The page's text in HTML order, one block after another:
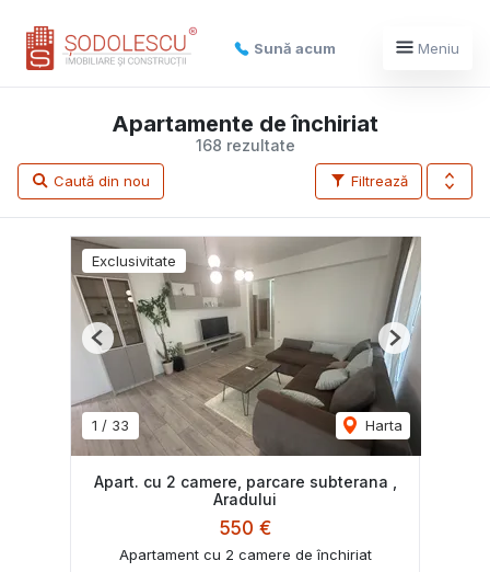
Sună acum Meniu
168 rezultate
Apartamente de închiriat
Filtrează
Caută din nou
Exclusivitate
1 / 33 Harta
Previous Next
Apart. cu 2 camere, parcare subterana ,
Aradului
550 €
Apartament cu 2 camere de închiriat